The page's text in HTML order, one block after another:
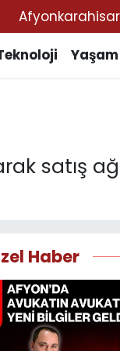
Afyonkarahisar
Yaşam
satış
Haber